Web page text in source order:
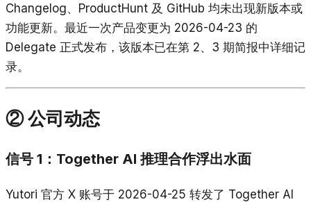
Changelog、ProductHunt 及 GitHub 均未出现新版本或
功能更新。最近一次产品变更为 2026-04-23 的
Delegate 正式发布，该版本已在第 2、3 期简报中详细记
录。
② 公司动态
信号 1：Together AI 推理合作浮出水面
Yutori 官方 X 账号于 2026-04-25 转发了 Together AI